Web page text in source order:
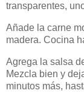
transparentes,
Añade la carne
madera. Cocina
Agrega la salsa
Mezcla bien y
minutos más,